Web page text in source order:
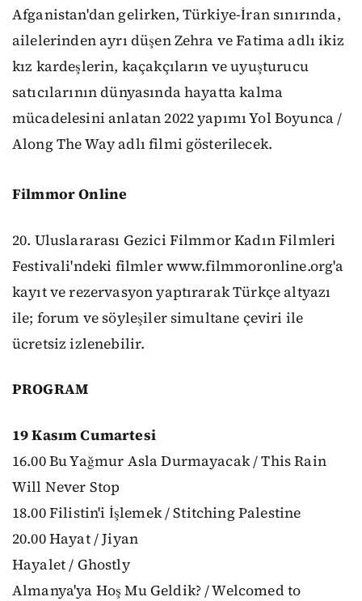
Afganistan'dan gelirken, Türkiye-İran sınırında,
ailelerinden ayrı düşen Zehra ve Fatima adlı ikiz
kız kardeşlerin, kaçakçıların ve uyuşturucu
satıcılarının dünyasında hayatta kalma
mücadelesini anlatan 2022 yapımı Yol Boyunca /
Along The Way adlı filmi gösterilecek.
Filmmor Online
20. Uluslararası Gezici Filmmor Kadın Filmleri
Festivali'ndeki filmler www.filmmoronline.org'a
kayıt ve rezervasyon yaptırarak Türkçe altyazı
ile; forum ve söyleşiler simultane çeviri ile
ücretsiz izlenebilir.
PROGRAM
19 Kasım Cumartesi
16.00 Bu Yağmur Asla Durmayacak / This Rain
Will Never Stop
18.00 Filistin'i İşlemek / Stitching Palestine
20.00 Hayat / Jiyan
Hayalet / Ghostly
Almanya'ya Hoş Mu Geldik? / Welcomed to